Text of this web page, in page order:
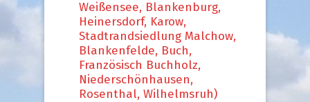
Weißensee, Blankenburg,
Heinersdorf, Karow,
Stadtrandsiedlung Malchow,
Blankenfelde, Buch,
Französisch Buchholz,
Niederschönhausen,
Rosenthal, Wilhelmsruh)